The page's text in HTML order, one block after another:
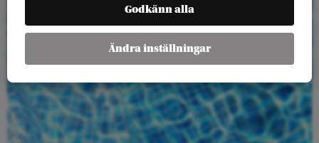
Godkänn alla
Ändra inställningar